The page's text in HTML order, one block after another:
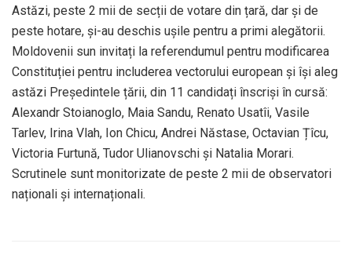
Astăzi, peste 2 mii de secții de votare din țară, dar și de
peste hotare, și-au deschis ușile pentru a primi alegătorii.
Moldovenii sun invitați la referendumul pentru modificarea
Constituției pentru includerea vectorului european și își aleg
astăzi Președintele țării, din 11 candidați înscriși în cursă:
Alexandr Stoianoglo, Maia Sandu, Renato Usatîi, Vasile
Tarlev, Irina Vlah, Ion Chicu, Andrei Năstase, Octavian Țîcu,
Victoria Furtună, Tudor Ulianovschi și Natalia Morari.
Scrutinele sunt monitorizate de peste 2 mii de observatori
naționali și internaționali.